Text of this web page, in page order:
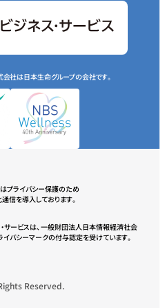
社は日本生命グループの会社です。
プライバシー保護のため
信を導入しております。
・サービスは、一般財団法人日本情報経済社会
イバシーマークの付与認定を受けています。
Reserved.